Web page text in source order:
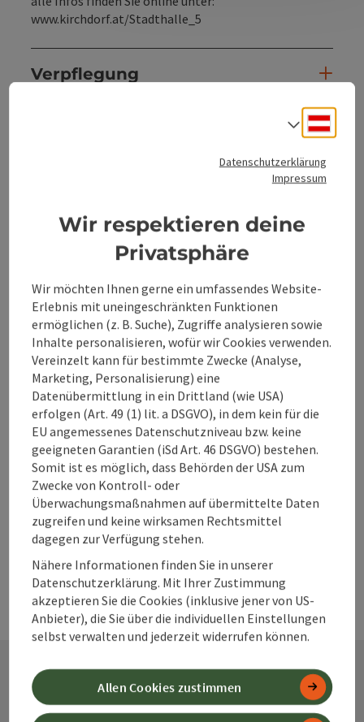
www.kirchdorf.at/Stadthalle_5
Verpflegung
Mitgliedschaften
Beitrag merken
zum Merkzettel
PDF erstellen
In der Nähe
powered byTOURDATA
Kontakt
Datenschutzerklärung
Impressum
Wir respektieren deine
Privatsphäre
Wir möchten Ihnen gerne ein umfassendes Website-
Erlebnis mit uneingeschränkten Funktionen
ermöglichen (z. B. Suche), Zugriffe analysieren sowie
Inhalte personalisieren, wofür wir Cookies verwenden.
Vereinzelt kann für bestimmte Zwecke (Analyse,
Marketing, Personalisierung) eine
Datenübermittlung in ein Drittland (wie USA)
erfolgen (Art. 49 (1) lit. a DSGVO), in dem kein für die
EU angemessenes Datenschutzniveau bzw. keine
geeigneten Garantien (iSd Art. 46 DSGVO) bestehen.
Somit ist es möglich, dass Behörden der USA zum
Zwecke von Kontroll- oder
Überwachungsmaßnahmen auf übermittelte Daten
zugreifen und keine wirksamen Rechtsmittel
dagegen zur Verfügung stehen.
Nähere Informationen finden Sie in unserer
Datenschutzerklärung. Mit Ihrer Zustimmung
akzeptieren Sie die Cookies (inklusive jener von US-
Anbieter), die Sie über die individuellen Einstellungen
selbst verwalten und jederzeit widerrufen können.
Allen Cookies zustimmen